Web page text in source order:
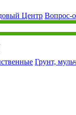
Центр Вопрос-
Грунт,